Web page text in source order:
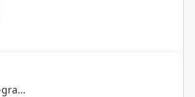
Especialização (pós-graduação)